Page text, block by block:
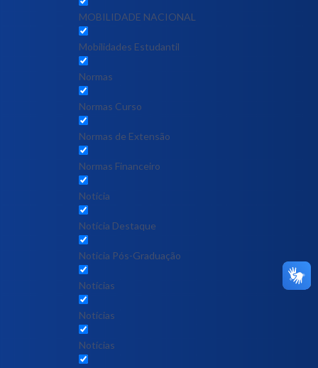
MOBILIDADE NACIONAL
Mobilidades Estudantil
Normas
Normas Curso
Normas de Extensão
Normas Financeiro
Notícia
Notícia Destaque
Noticia Pós-Graduação
Notícias
Notícias
Notícias